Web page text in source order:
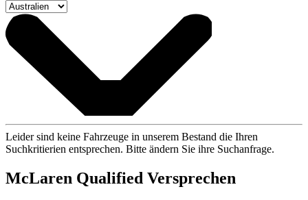
Leider sind keine Fahrzeuge in unserem Bestand die Ihren
Suchkritierien entsprechen. Bitte ändern Sie ihre Suchanfrage.
McLaren Qualified Versprechen